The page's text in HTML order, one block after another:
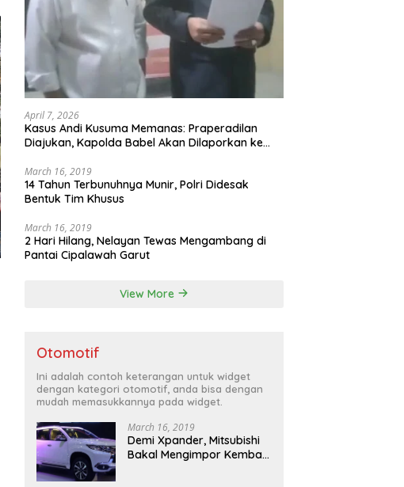
April 7, 2026
Kasus Andi Kusuma Memanas: Praperadilan
Diajukan, Kapolda Babel Akan Dilaporkan ke
March 16, 2019
14 Tahun Terbunuhnya Munir, Polri Didesak
Bentuk Tim Khusus
March 16, 2019
2 Hari Hilang, Nelayan Tewas Mengambang di
Pantai Cipalawah Garut
View More
Otomotif
Ini adalah contoh keterangan untuk widget
dengan kategori otomotif, anda bisa dengan
mudah memasukkannya pada widget.
March 16, 2019
Demi Xpander, Mitsubishi
Bakal Mengimpor Kembali